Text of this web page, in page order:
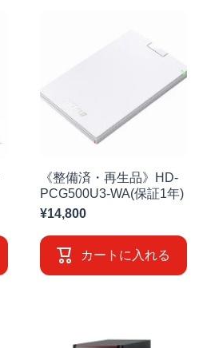
《整備済・再生品》HD-
PCG500U3-WA(保証1年)
¥14,800
カートに入れる